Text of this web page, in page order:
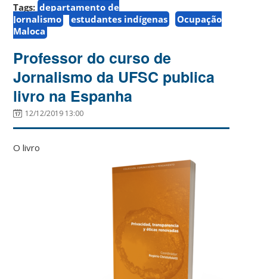
Tags: departamento de
Jornalismo
estudantes indígenas
Ocupação
Maloca
Professor do curso de
Jornalismo da UFSC publica
livro na Espanha
12/12/2019 13:00
O livro